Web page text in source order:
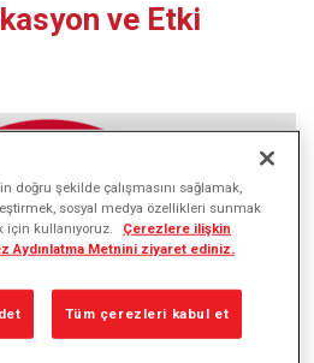
ve Etki
doğru şekilde çalışmasını sağlamak,
sosyal medya özellikleri sunmak
kullanıyoruz.
Çerezlere ilişkin
Aydınlatma Metnini ziyaret ediniz.
Tüm çerezleri kabul et